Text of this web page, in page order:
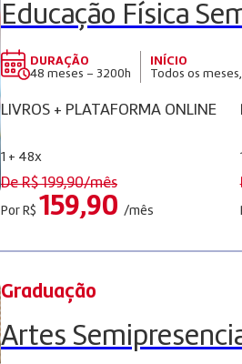
Educação Física
DURAÇÃO
48 meses – 3200h
INÍCIO
Todos os
LIVROS + PLATAFORMA ONLINE
1 + 48x
De R$199,90/mês
Por R$ 159,90 /mês
Graduação
Artes